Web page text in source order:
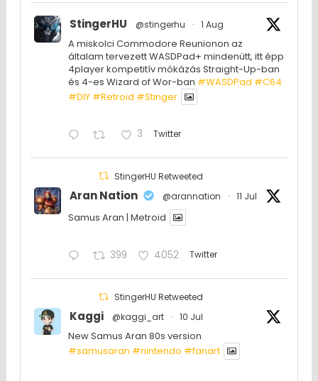
StingerHU @stingerhu · 1 Aug
A miskolci Commodore Reunionon az
általam tervezett WASDPad+ mindenütt, itt épp
4player kompetitív mókázás Straight-Up-ban
és 4-es Wizard of Wor-ban #WASDPad #C64
#DIY #Retroid #Stinger
3 Twitter
StingerHU Retweeted
Aran Nation @arannation · 11 Jul
Samus Aran | Metroid
399 4052 Twitter
StingerHU Retweeted
Kaggi @kaggi_art · 10 Jul
New Samus Aran 80s version
#samusaran #nintendo #fanartㅤㅤㅤㅤ